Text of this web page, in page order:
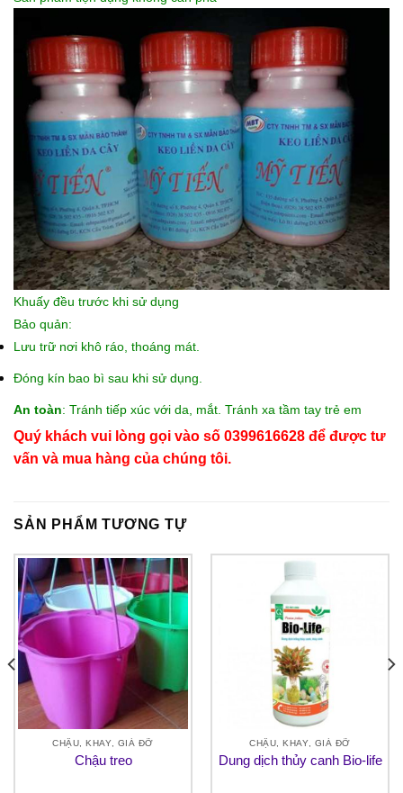
Khuấy đều trước khi sử dụng
Bảo quản:
Lưu trữ nơi khô ráo, thoáng mát.
Đóng kín bao bì sau khi sử dụng.
An toàn: Tránh tiếp xúc với da, mắt. Tránh xa tầm tay trẻ em
Quý khách vui lòng gọi vào số 0399616628 để được tư
vấn và mua hàng của chúng tôi.
SẢN PHẨM TƯƠNG TỰ
CHẬU, KHAY, GIÁ ĐỠ
Chậu treo
CHẬU, KHAY, GIÁ ĐỠ
Dung dịch thủy canh Bio-life